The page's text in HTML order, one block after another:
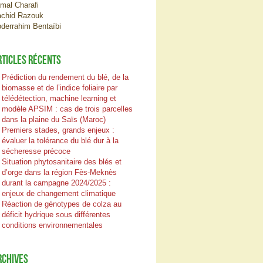
Charafi
Razouk
Bentaïbi
RÉCENTS
Prédiction du rendement du blé, de la
biomasse et de l’indice foliaire par
télédétection, machine learning et
modèle APSIM : cas de trois parcelles
dans la plaine du Saïs (Maroc)
Premiers stades, grands enjeux :
évaluer la tolérance du blé dur à la
sécheresse précoce
Situation phytosanitaire des blés et
d’orge dans la région Fès-Meknès
durant la campagne 2024/2025 :
enjeux de changement climatique
Réaction de génotypes de colza au
déficit hydrique sous différentes
conditions environnementales